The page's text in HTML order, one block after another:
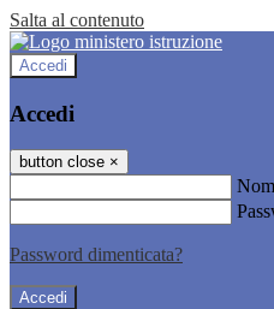
Salta al contenuto
Accedi
Accedi
button close ×
Password dimenticata?